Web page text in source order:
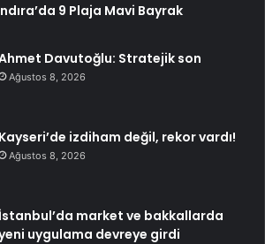
9 Plaja Mavi Bayrak
Davutoğlu: Stratejik son
Ağustos 8, 2026
Kayseri’de izdiham değil, rekor vardı!
Ağustos 8, 2026
İstanbul’da market ve bakkallarda
uygulama devreye girdi